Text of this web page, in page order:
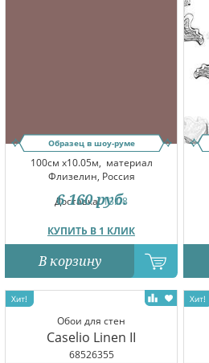
Образец в шоу-руме
100см x10.05м, материал
Флизелин, Россия
Доставка:13.08
КУПИТЬ В 1 КЛИК
6 160 руб.
В корзину
Обои для стен
Caselio Linen II
68526355